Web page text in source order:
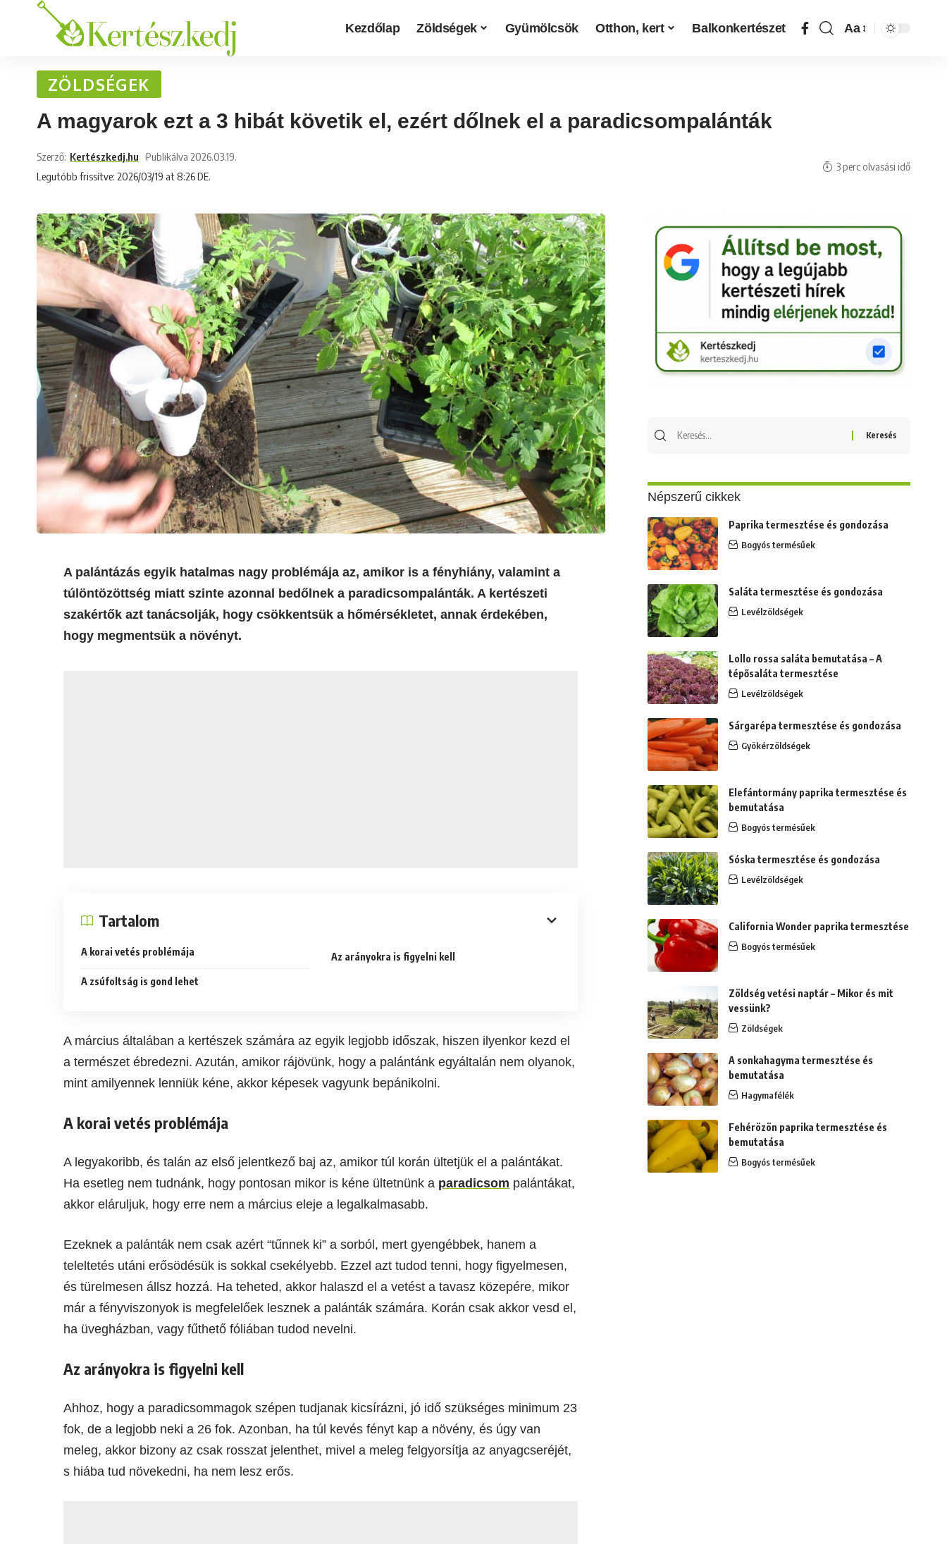
Kezdőlap Zöldségek Gyümölcsök Otthon, kert Balkonkertészet Aa
ZÖLDSÉGEK
A magyarok ezt a 3 hibát követik el, ezért dőlnek el a paradicsompalánták
Legutóbb frissítve: 2026/03/19 at 8:26 DE.
Szerző: Kertészkedj.hu Publikálva 2026.03.19.
3 perc olvasási idő
A palántázás egyik hatalmas nagy problémája az, amikor is a fényhiány, valamint a
túlöntözöttség miatt szinte azonnal bedőlnek a paradicsompalánták. A kertészeti
szakértők azt tanácsolják, hogy csökkentsük a hőmérsékletet, annak érdekében,
hogy megmentsük a növényt.
Tartalom
A korai vetés problémája Az arányokra is figyelni kell
A zsúfoltság is gond lehet
A március általában a kertészek számára az egyik legjobb időszak, hiszen ilyenkor kezd el
a természet ébredezni. Azután, amikor rájövünk, hogy a palántánk egyáltalán nem olyanok,
mint amilyennek lenniük kéne, akkor képesek vagyunk bepánikolni.
A korai vetés problémája
A legyakoribb, és talán az első jelentkező baj az, amikor túl korán ültetjük el a palántákat.
Ha esetleg nem tudnánk, hogy pontosan mikor is kéne ültetnünk a paradicsom palántákat,
akkor eláruljuk, hogy erre nem a március eleje a legalkalmasabb.
Ezeknek a palánták nem csak azért “tűnnek ki” a sorból, mert gyengébbek, hanem a
teleltetés utáni erősödésük is sokkal csekélyebb. Ezzel azt tudod tenni, hogy figyelmesen,
és türelmesen állsz hozzá. Ha teheted, akkor halaszd el a vetést a tavasz közepére, mikor
már a fényviszonyok is megfelelőek lesznek a palánták számára. Korán csak akkor vesd el,
ha üvegházban, vagy fűthető fóliában tudod nevelni.
Az arányokra is figyelni kell
Ahhoz, hogy a paradicsommagok szépen tudjanak kicsírázni, jó idő szükséges minimum 23
fok, de a legjobb neki a 26 fok. Azonban, ha túl kevés fényt kap a növény, és úgy van
meleg, akkor bizony az csak rosszat jelenthet, mivel a meleg felgyorsítja az anyagcseréjét,
s hiába tud növekedni, ha nem lesz erős.
Népszerű cikkek
Paprika termesztése és gondozása
Bogyós termésűek
Saláta termesztése és gondozása
Levélzöldségek
Lollo rossa saláta bemutatása – A
tépősaláta termesztése
Levélzöldségek
Sárgarépa termesztése és gondozása
Gyökérzöldségek
Elefántormány paprika termesztése és
bemutatása
Bogyós termésűek
Sóska termesztése és gondozása
Levélzöldségek
California Wonder paprika termesztése
Bogyós termésűek
Zöldség vetési naptár – Mikor és mit
vessünk?
Zöldségek
A sonkahagyma termesztése és
bemutatása
Hagymafélék
Fehérözön paprika termesztése és
bemutatása
Bogyós termésűek